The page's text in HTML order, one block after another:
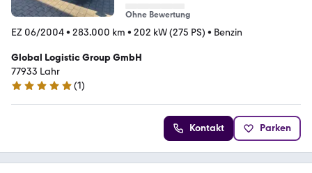
Ohne Bewertung
EZ 06/2004• 283.000 km • 202 kW (275 PS) • Benzin
Global Logistic Group GmbH
77933 Lahr
5 Sterne
(1)
Kontakt Parken